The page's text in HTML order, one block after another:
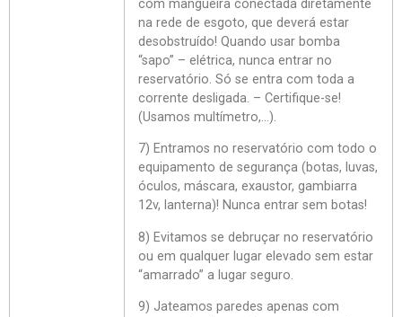
com mangueira conectada diretamente
na rede de esgoto, que deverá estar
desobstruído! Quando usar bomba
“sapo” – elétrica, nunca entrar no
reservatório. Só se entra com toda a
corrente desligada. – Certifique-se!
(Usamos multímetro,…).
7) Entramos no reservatório com todo o
equipamento de segurança (botas, luvas,
óculos, máscara, exaustor, gambiarra
12v, lanterna)! Nunca entrar sem botas!
8) Evitamos se debruçar no reservatório
ou em qualquer lugar elevado sem estar
“amarrado” a lugar seguro.
9) Jateamos paredes apenas com